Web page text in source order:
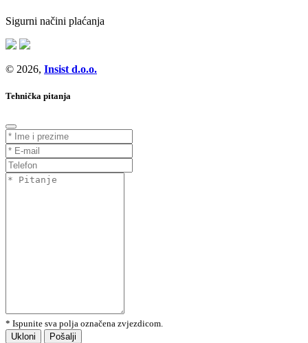
Sigurni načini plaćanja
© 2026, Insist d.o.o.
Tehnička pitanja
* Ispunite sva polja označena zvjezdicom.
Ukloni
Pošalji